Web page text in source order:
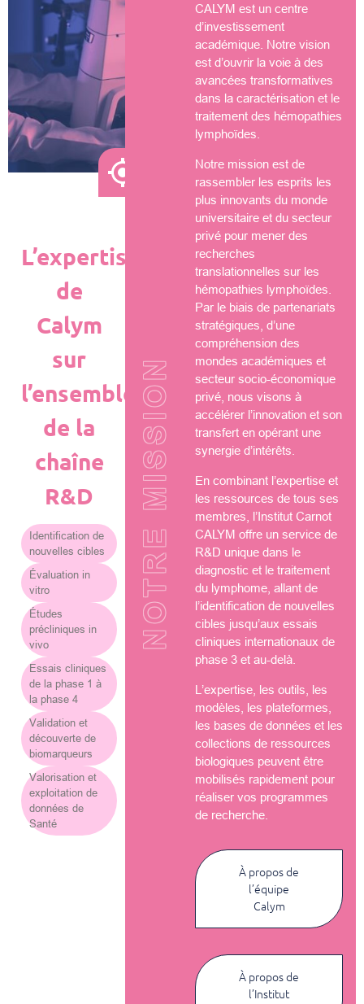
L’expertise
de
Calym
sur
l’ensemble
de la
chaîne
R&D
Identification de
nouvelles cibles
Évaluation in
vitro
Études
précliniques in
vivo
Essais cliniques
de la phase 1 à
la phase 4
Validation et
découverte de
biomarqueurs
Valorisation et
exploitation de
données de
Santé
NOTRE MISSION
CALYM est un centre
d’investissement
académique. Notre vision
est d’ouvrir la voie à des
avancées transformatives
dans la caractérisation et le
traitement des hémopathies
lymphoïdes.
Notre mission est de
rassembler les esprits les
plus innovants du monde
universitaire et du secteur
privé pour mener des
recherches
translationnelles sur les
hémopathies lymphoïdes.
Par le biais de partenariats
stratégiques, d’une
compréhension des
mondes académiques et
secteur socio-économique
privé, nous visons à
accélérer l’innovation et son
transfert en opérant une
synergie d’intérêts.
En combinant l’expertise et
les ressources de tous ses
membres, l’Institut Carnot
CALYM offre un service de
R&D unique dans le
diagnostic et le traitement
du lymphome, allant de
l’identification de nouvelles
cibles jusqu’aux essais
cliniques internationaux de
phase 3 et au-delà.
L’expertise, les outils, les
modèles, les plateformes,
les bases de données et les
collections de ressources
biologiques peuvent être
mobilisés rapidement pour
réaliser vos programmes
de recherche.
À propos de
l’équipe
Calym
À propos de
l’Institut